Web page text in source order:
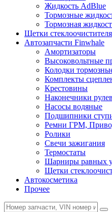
Жидкость AdBlue
Тормозные
Тормозная
Щетки стеклоочистителя
Автозапчасти Finwhale
Амортизаторы
Высоковольтные
Колодки
Комплекты
Крестовины
Наконечники
Насосы водяные
Подшипники
Ремни ГРМ,
Ролики
Свечи зажигания
Термостаты
Шарниры равных
Щетки
Автокосметика
Прочее